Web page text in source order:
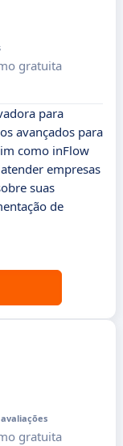
gratuita
para
avançados para
como inFlow
empresas
suas
de
avaliações
gratuita